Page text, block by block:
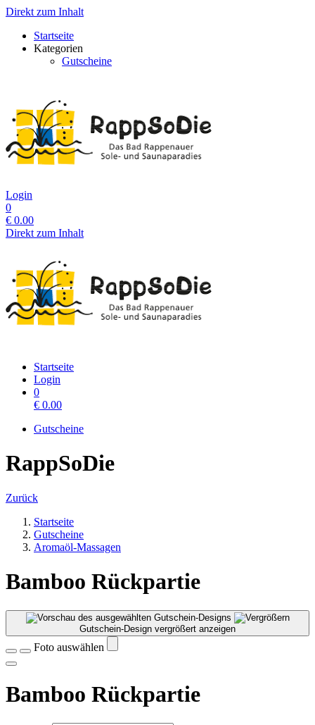
Direkt zum Inhalt
Startseite
Kategorien
Gutscheine
Login
0
€ 0.00
Direkt zum Inhalt
Startseite
Login
0
€ 0.00
Gutscheine
RappSoDie
Zurück
Startseite
Gutscheine
Aromaöl-Massagen
Bamboo Rückpartie
Gutschein-Design vergrößert anzeigen
Foto auswählen
Bamboo Rückpartie